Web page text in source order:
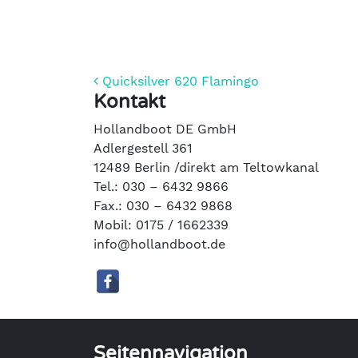
Beitrags-Navigation
Quicksilver 620 Flamingo
Kontakt
Hollandboot DE GmbH
Adlergestell 361
12489 Berlin /direkt am Teltowkanal
Tel.: 030 – 6432 9866
Fax.: 030 – 6432 9868
Mobil: 0175 / 1662339
info@hollandboot.de